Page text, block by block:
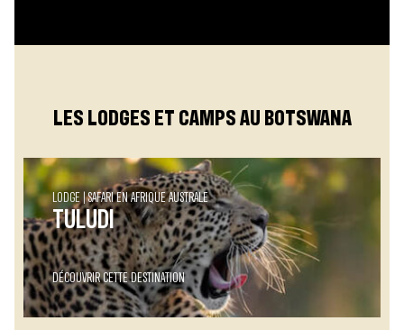
LES LODGES ET CAMPS AU BOTSWANA
LODGE SAFARI EN AFRIQUE AUSTRALE
TULUDI
DÉCOUVRIR CETTE DESTINATION